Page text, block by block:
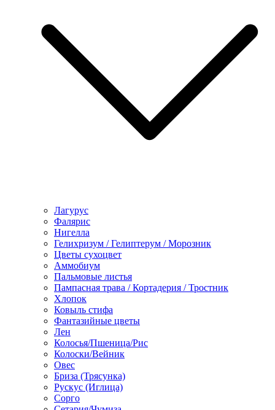
Лагурус
Фалярис
Нигелла
Гелихризум / Гелиптерум / Морозник
Цветы сухоцвет
Аммобиум
Пальмовые листья
Пампасная трава / Кортадерия / Тростник
Хлопок
Ковыль стифа
Фантазийные цветы
Лен
Колосья/Пшеница/Рис
Колоски/Вейник
Овес
Бриза (Трясунка)
Рускус (Иглица)
Сорго